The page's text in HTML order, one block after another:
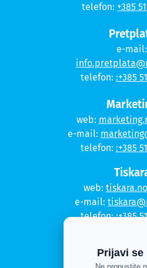
telefon: +385
e-mail:
telefon: :+385
web:
e-mail:
telefon: :+385
web:
e-mail:
telefon::+385
Prijavi se